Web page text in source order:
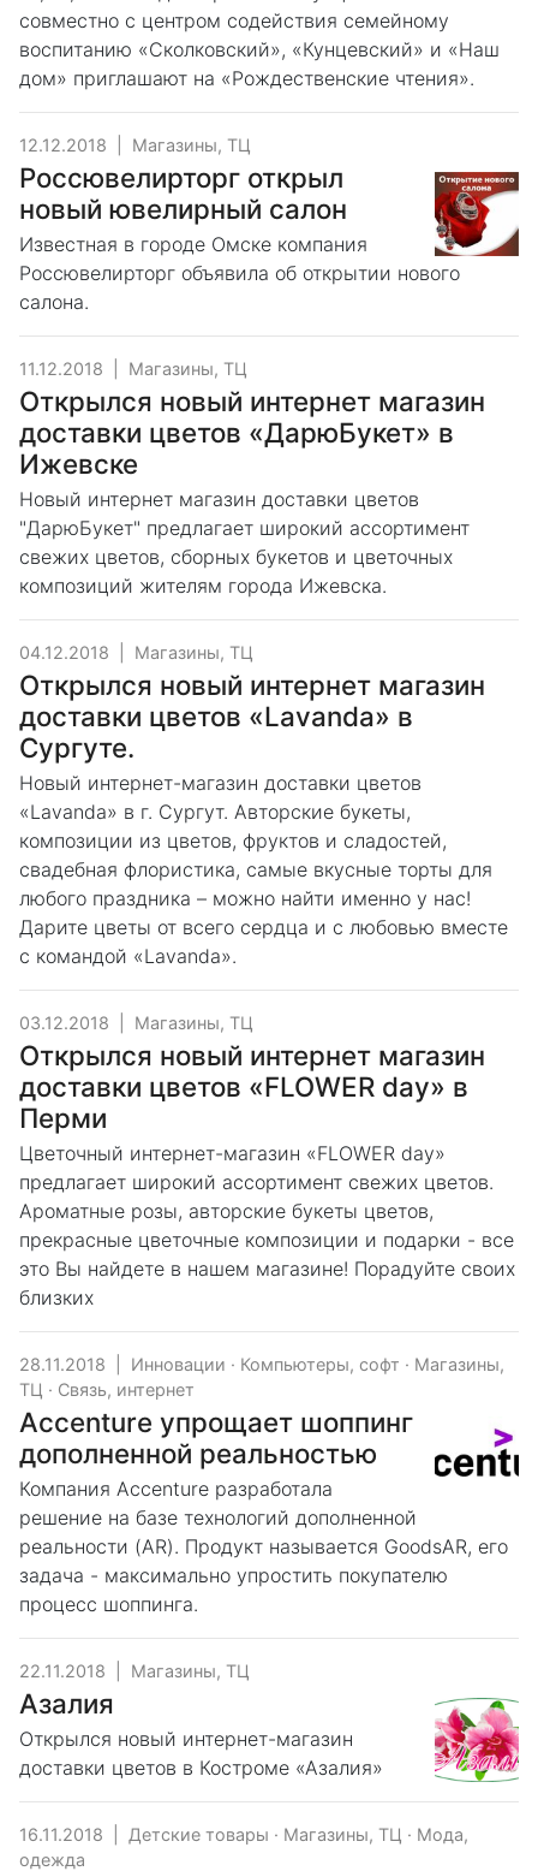
совместно с центром содействия семейному
воспитанию «Сколковский», «Кунцевский» и «Наш
дом» приглашают на «Рождественские чтения».
12.12.2018 Магазины, ТЦ
Россювелирторг открыл
новый ювелирный салон
Известная в городе Омске компания
Россювелирторг объявила об открытии нового
салона.
11.12.2018 Магазины, ТЦ
Открылся новый интернет магазин
доставки цветов «ДарюБукет» в
Ижевске
Новый интернет магазин доставки цветов
"ДарюБукет" предлагает широкий ассортимент
свежих цветов, сборных букетов и цветочных
композиций жителям города Ижевска.
04.12.2018 Магазины, ТЦ
Открылся новый интернет магазин
доставки цветов «Lavanda» в
Сургуте.
Новый интернет-магазин доставки цветов
«Lavanda» в г. Сургут. Авторские букеты,
композиции из цветов, фруктов и сладостей,
свадебная флористика, самые вкусные торты для
любого праздника – можно найти именно у нас!
Дарите цветы от всего сердца и с любовью вместе
с командой «Lavanda».
03.12.2018 Магазины, ТЦ
Открылся новый интернет магазин
доставки цветов «FLOWER day» в
Перми
Цветочный интернет-магазин «FLOWER day»
предлагает широкий ассортимент свежих цветов.
Ароматные розы, авторские букеты цветов,
прекрасные цветочные композиции и подарки - все
это Вы найдете в нашем магазине! Порадуйте своих
близких
28.11.2018 Инновации · Компьютеры, софт · Магазины,
ТЦ · Связь, интернет
Accenture упрощает шоппинг
дополненной реальностью
Компания Accenture разработала
решение на базе технологий дополненной
реальности (AR). Продукт называется GoodsAR, его
задача - максимально упростить покупателю
процесс шоппинга.
22.11.2018 Магазины, ТЦ
Азалия
Открылся новый интернет-магазин
доставки цветов в Костроме «Азалия»
16.11.2018 Детские товары · Магазины, ТЦ · Мода,
одежда